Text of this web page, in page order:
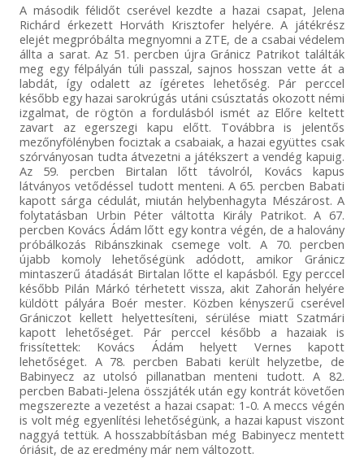
A második félidőt cserével kezdte a hazai csapat, Jelena
Richárd érkezett Horváth Krisztofer helyére. A játékrész
elejét megpróbálta megnyomni a ZTE, de a csabai védelem
állta a sarat. Az 51. percben újra Gránicz Patrikot találták
meg egy félpályán túli passzal, sajnos hosszan vette át a
labdát, így odalett az ígéretes lehetőség. Pár perccel
később egy hazai sarokrúgás utáni csúsztatás okozott némi
izgalmat, de rögtön a fordulásból ismét az Előre keltett
zavart az egerszegi kapu előtt. Továbbra is jelentős
mezőnyfölényben fociztak a csabaiak, a hazai együttes csak
szórványosan tudta átvezetni a játékszert a vendég kapuig.
Az 59. percben Birtalan lőtt távolról, Kovács kapus
látványos vetődéssel tudott menteni. A 65. percben Babati
kapott sárga cédulát, miután helybenhagyta Mészárost. A
folytatásban Urbin Péter váltotta Király Patrikot. A 67.
percben Kovács Ádám lőtt egy kontra végén, de a halovány
próbálkozás Ribánszkinak csemege volt. A 70. percben
újabb komoly lehetőségünk adódott, amikor Gránicz
mintaszerű átadását Birtalan lőtte el kapásból. Egy perccel
később Pilán Márkó térhetett vissza, akit Zahorán helyére
küldött pályára Boér mester. Közben kényszerű cserével
Grániczot kellett helyettesíteni, sérülése miatt Szatmári
kapott lehetőséget. Pár perccel később a hazaiak is
frissítettek: Kovács Ádám helyett Vernes kapott
lehetőséget. A 78. percben Babati került helyzetbe, de
Babinyecz az utolsó pillanatban menteni tudott. A 82.
percben Babati-Jelena összjáték után egy kontrát követően
megszerezte a vezetést a hazai csapat: 1-0. A meccs végén
is volt még egyenlítési lehetőségünk, a hazai kapust viszont
naggyá tettük. A hosszabbításban még Babinyecz mentett
óriásit, de az eredmény már nem változott.